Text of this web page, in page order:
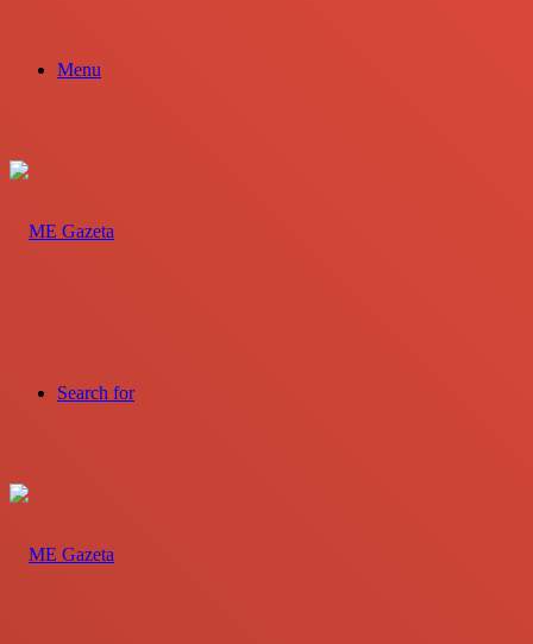
Menu
Search for